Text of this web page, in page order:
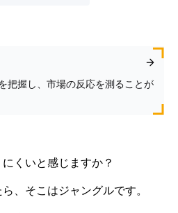
把握し、市場の反応を測ることが
くいと感じますか？
、そこはジャングルです。